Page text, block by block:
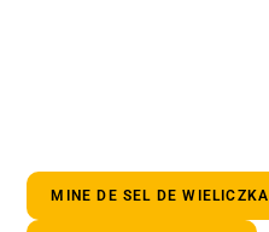
MINE DE SEL DE WIELICZKA